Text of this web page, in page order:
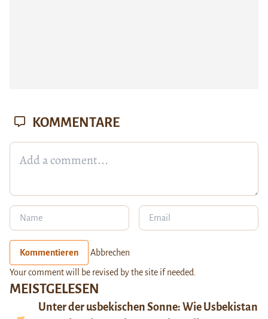
MEISTGELESEN
Unter der usbekischen Sonne: Wie Usbekistan
KOMMENTARE
Kommentieren Abbrechen
Your comment will be revised by the site if needed.